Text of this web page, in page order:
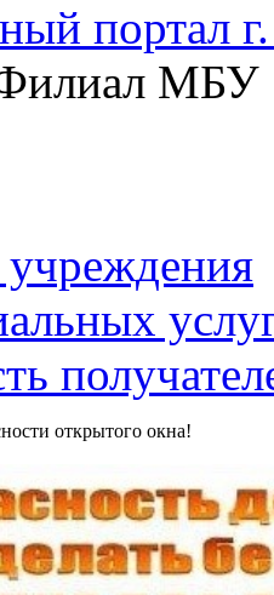
портал
МБУ
учреждения
открытого окна!